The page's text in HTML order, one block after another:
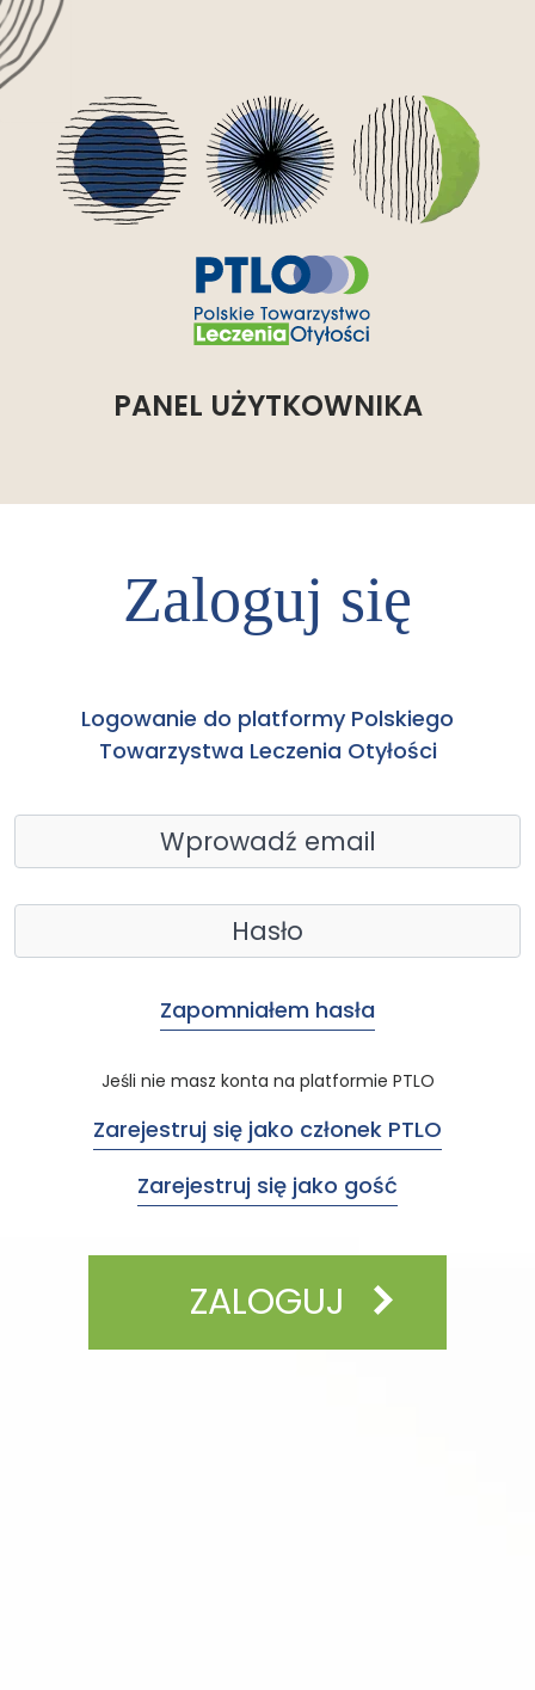
PANEL UŻYTKOWNIKA
Zaloguj się
Logowanie do platformy Polskiego
Towarzystwa Leczenia Otyłości
Zapomniałem hasła
Jeśli nie masz konta na platformie PTLO
Zarejestruj się jako członek PTLO
Zarejestruj się jako gość
ZALOGUJ